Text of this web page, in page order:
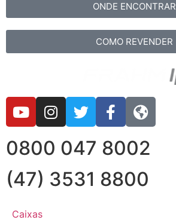
ONDE ENCONTRAR
COMO REVENDER
0800 047 8002
(47) 3531 8800
Caixas